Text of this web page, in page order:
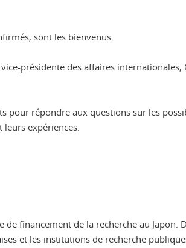
sont les bienvenus.
présidente des affaires internationales,
pour répondre aux questions sur les
leurs expériences.
de financement de la recherche au
et les institutions de recherche